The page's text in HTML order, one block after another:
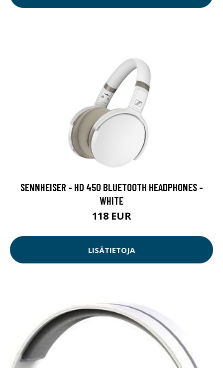
SENNHEISER - HD 450 BLUETOOTH HEADPHONES -
WHITE
118 EUR
LISÄTIETOJA